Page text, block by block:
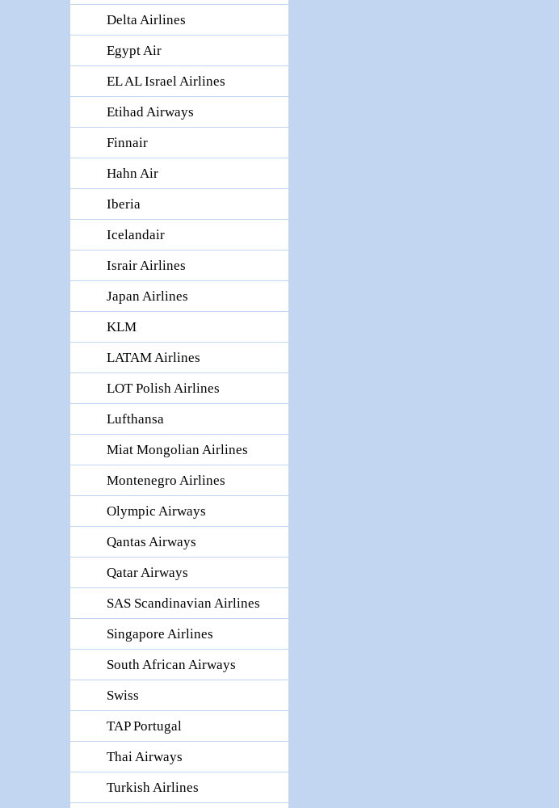
Delta Airlines
Egypt Air
EL AL Israel Airlines
Etihad Airways
Finnair
Hahn Air
Iberia
Icelandair
Israir Airlines
Japan Airlines
KLM
LATAM Airlines
LOT Polish Airlines
Lufthansa
Miat Mongolian Airlines
Montenegro Airlines
Olympic Airways
Qantas Airways
Qatar Airways
SAS Scandinavian Airlines
Singapore Airlines
South African Airways
Swiss
TAP Portugal
Thai Airways
Turkish Airlines